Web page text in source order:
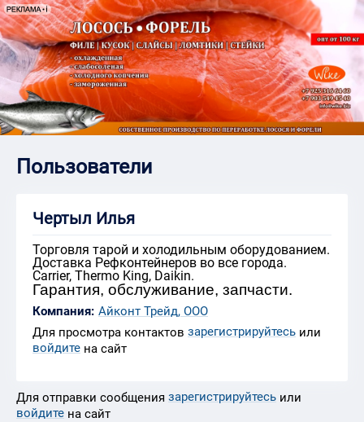
Пользователи
Чертыл Илья
Торговля тарой и холодильным оборудованием.
Доставка Рефконтейнеров во все города.
Carrier, Thermo King, Daikin.
Гарантия, обслуживание, запчасти.
Компания: Айконт Трейд, ООО
Для просмотра контактов зарегистрируйтесь или
войдите на сайт
Для отправки сообщения зарегистрируйтесь или
войдите на сайт